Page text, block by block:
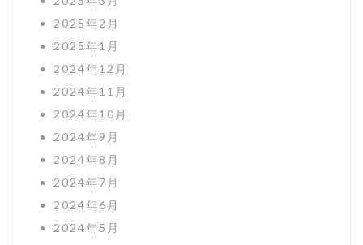
2025年2月
2025年1月
2024年12月
2024年11月
2024年10月
2024年9月
2024年8月
2024年7月
2024年6月
2024年5月